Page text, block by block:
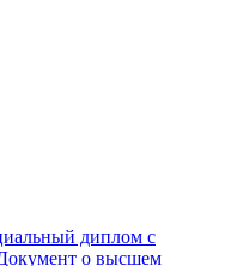
диплом с
о высшем